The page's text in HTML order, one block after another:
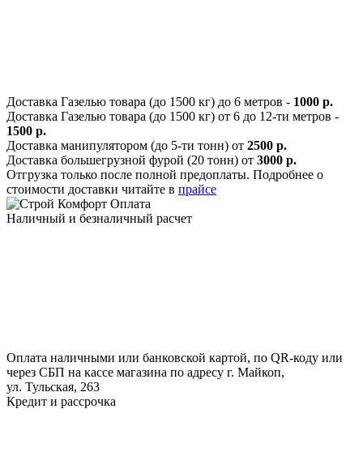
Доставка Газелью товара (до 1500 кг) до 6 метров - 1000 р.
Доставка Газелью товара (до 1500 кг) от 6 до 12-ти метров -
1500 р.
Доставка манипулятором (до 5-ти тонн) от 2500 р.
Доставка большегрузной фурой (20 тонн) от 3000 р.
Отгрузка только после полной предоплаты. Подробнее о
стоимости доставки читайте в прайсе
Оплата
Наличный и безналичный расчет
Оплата наличными или банковской картой, по QR-коду или
через СБП на кассе магазина по адресу г. Майкоп,
ул. Тульская, 263
Кредит и рассрочка